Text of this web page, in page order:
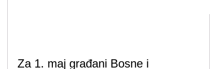
Za 1. maj građani Bosne i